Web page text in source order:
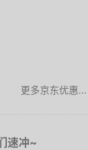
更多京东优惠...
速冲~